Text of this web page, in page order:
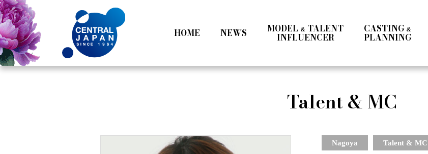
HOME NEWS MODEL & TALENT
INFLUENCER
CASTING &
PLANNING
All
Ladies Talent
Ladies Ⅰ Ladies Ⅱ Men
Talent & MC
Nagoya Talent & MC